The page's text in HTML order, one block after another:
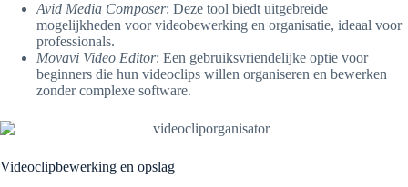
Avid Media Composer: Deze tool biedt uitgebreide
mogelijkheden voor videobewerking en organisatie, ideaal voor
professionals.
Movavi Video Editor: Een gebruiksvriendelijke optie voor
beginners die hun videoclips willen organiseren en bewerken
zonder complexe software.
Videoclipbewerking en opslag